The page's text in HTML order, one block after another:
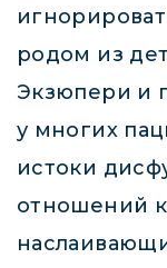
родом из
Экзюпери и
у многих
истоки
отношений